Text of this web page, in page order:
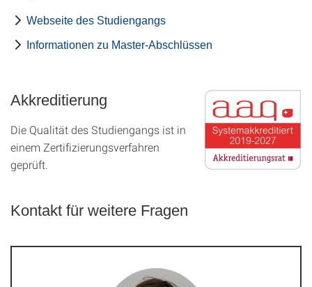
Webseite des Studiengangs
Informationen zu Master-Abschlüssen
Akkreditierung
Die Qualität des Studien­gangs ist in
einem Zer­ti­fizier­ungs­ver­fahren
geprüft.
Kontakt für weitere Fragen